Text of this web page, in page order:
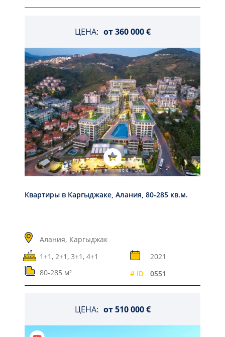
ЦЕНА: от360 000 €
Квартиры в Каргыджаке, Алания, 80-285 кв.м.
Алания, Каргыджак
1+1, 2+1, 3+1, 4+1
2021
80-285 м²
# ID 0551
ЦЕНА: от510 000 €